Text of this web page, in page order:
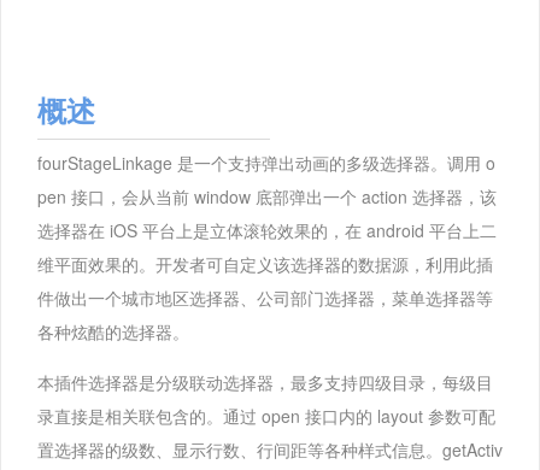
概述
fourStageLinkage 是一个支持弹出动画的多级选择器。调用 o
pen 接口，会从当前 window 底部弹出一个 action 选择器，该
选择器在 iOS 平台上是立体滚轮效果的，在 android 平台上二
维平面效果的。开发者可自定义该选择器的数据源，利用此插
件做出一个城市地区选择器、公司部门选择器，菜单选择器等
各种炫酷的选择器。
本插件选择器是分级联动选择器，最多支持四级目录，每级目
录直接是相关联包含的。通过 open 接口内的 layout 参数可配
置选择器的级数、显示行数、行间距等各种样式信息。getActiv